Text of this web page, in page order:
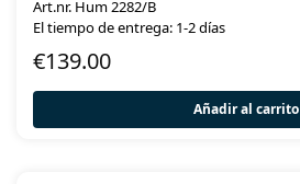
Art.nr. Hum 2282/B
El tiempo de entrega: 1-2 días
€139.00
Añadir al carrito